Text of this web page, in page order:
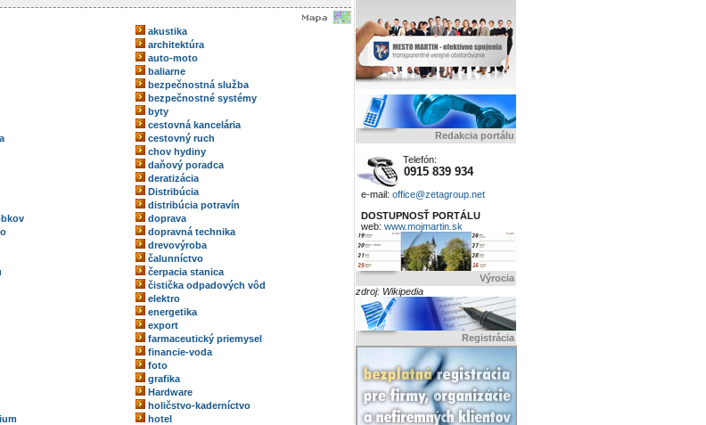
Redakcia portálu
Telefón:
0915 839 934
e-mail: office@zetagroup.net
DOSTUPNOSŤ PORTÁLU
web: www.mojmartin.sk
Výrocia
zdroj: Wikipedia
Registrácia
akustika
architektúra
auto-moto
baliarne
bezpečnostná služba
bezpečnostné systémy
byty
cestovná kancelária
cestovný ruch
chov hydiny
daňový poradca
deratizácia
Distribúcia
distribúcia potravín
doprava
dopravná technika
drevovýroba
čalunníctvo
čerpacia stanica
čistička odpadových vôd
elektro
energetika
export
farmaceutický priemysel
financie-voda
foto
grafika
Hardware
holičstvo-kaderníctvo
hotel